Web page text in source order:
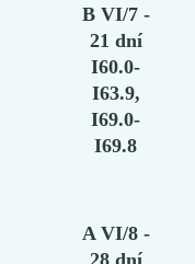
B VI/7 -
21 dní
I60.0-
I63.9,
I69.0-
I69.8
A VI/8 -